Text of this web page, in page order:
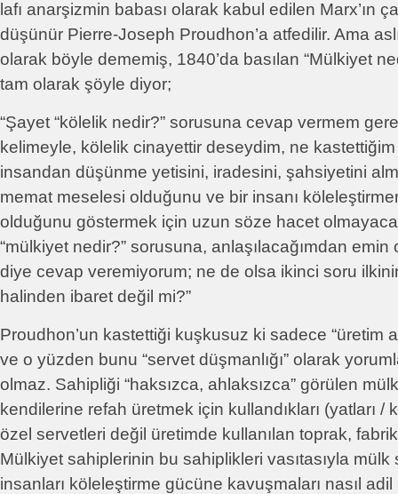
lafı anarşizmin babası olarak kabul edilen Marx’ın
düşünür Pierre-Joseph Proudhon’a atfedilir. Ama
olarak böyle dememiş, 1840’da basılan “Mülkiyet
tam olarak şöyle diyor;
“Şayet “kölelik nedir?” sorusuna cevap vermem
kelimeyle, kölelik cinayettir deseydim, ne kastettiğim
insandan düşünme yetisini, iradesini, şahsiyetini
memat meselesi olduğunu ve bir insanı
olduğunu göstermek için uzun söze hacet
“mülkiyet nedir?” sorusuna, anlaşılacağımdan emin
diye cevap veremiyorum; ne de olsa ikinci soru
halinden ibaret değil mi?”
Proudhon’un kastettiği kuşkusuz ki sadece “üretim
ve o yüzden bunu “servet düşmanlığı” olarak
olmaz. Sahipliği “haksızca, ahlaksızca” görülen
kendilerine refah üretmek için kullandıkları (yatları /
özel servetleri değil üretimde kullanılan toprak,
Mülkiyet sahiplerinin bu sahiplikleri vasıtasıyla
insanları köleleştirme gücüne kavuşmaları nasıl